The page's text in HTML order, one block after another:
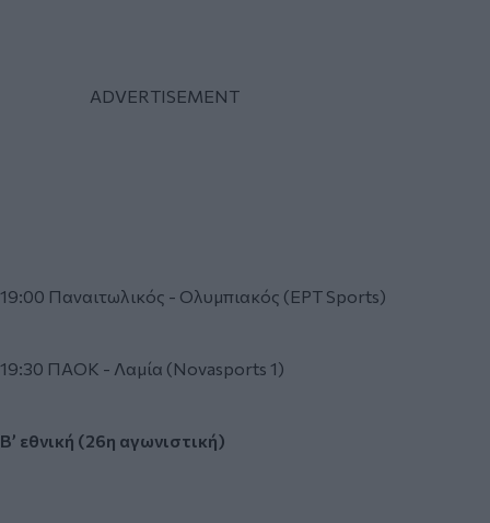
19:00 Παναιτωλικός - Ολυμπιακός (ΕΡΤ Sports)
19:30 ΠΑΟΚ - Λαμία (Novasports 1)
Β’ εθνική (26η αγωνιστική)